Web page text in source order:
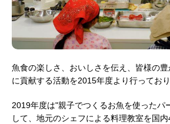
魚食の楽しさ、おいしさを伝え、皆様の
に貢献する活動を2015年度より行っており
2019年度は"親子でつくるお魚を使ったパ
して、地元のシェフによる料理教室を国内